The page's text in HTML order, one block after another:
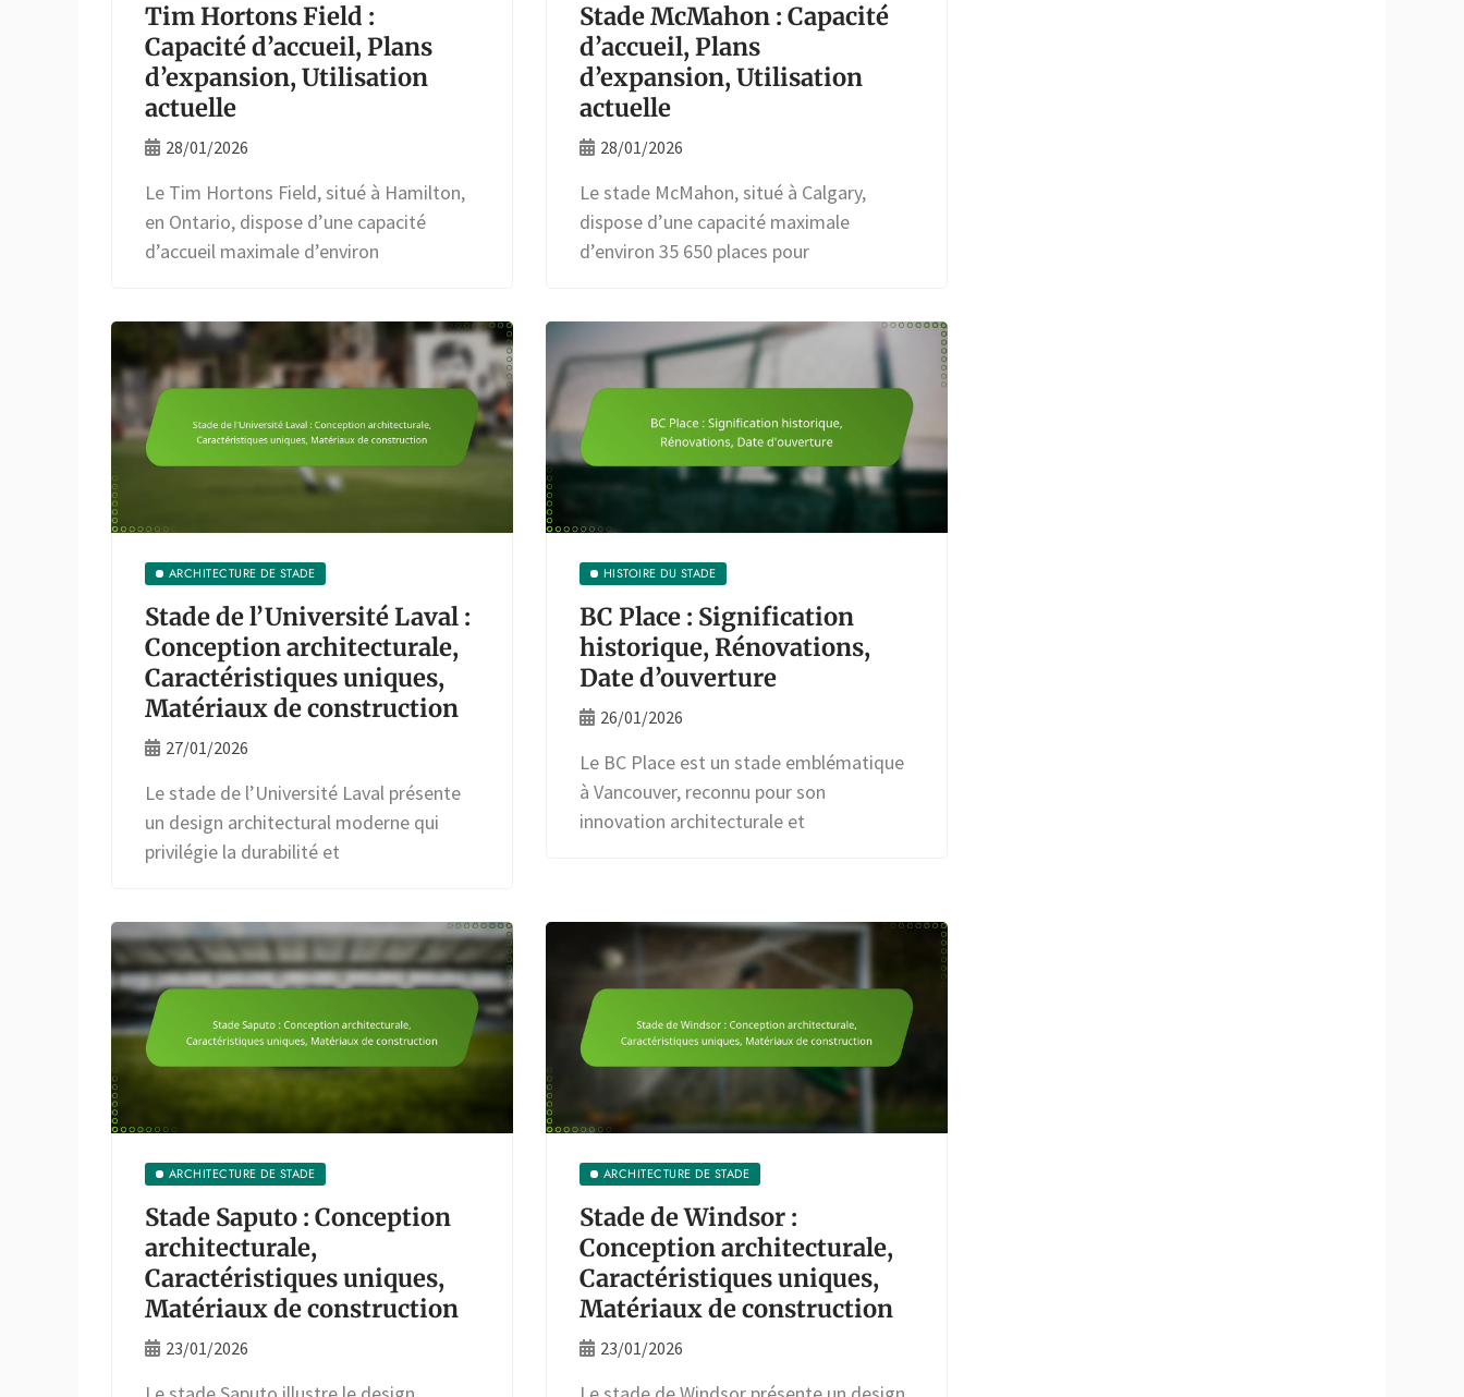
Tim Hortons Field :
Capacité d’accueil, Plans
d’expansion, Utilisation
actuelle
28/01/2026
Le Tim Hortons Field, situé à Hamilton,
en Ontario, dispose d’une capacité
d’accueil maximale d’environ
Stade McMahon : Capacité
d’accueil, Plans
d’expansion, Utilisation
actuelle
28/01/2026
Le stade McMahon, situé à Calgary,
dispose d’une capacité maximale
d’environ 35 650 places pour
ARCHITECTURE DE STADE
Stade de l’Université Laval :
Conception architecturale,
Caractéristiques uniques,
Matériaux de construction
27/01/2026
Le stade de l’Université Laval présente
un design architectural moderne qui
privilégie la durabilité et
HISTOIRE DU STADE
BC Place : Signification
historique, Rénovations,
Date d’ouverture
26/01/2026
Le BC Place est un stade emblématique
à Vancouver, reconnu pour son
innovation architecturale et
ARCHITECTURE DE STADE
Stade Saputo : Conception
architecturale,
Caractéristiques uniques,
Matériaux de construction
23/01/2026
ARCHITECTURE DE STADE
Stade de Windsor :
Conception architecturale,
Caractéristiques uniques,
Matériaux de construction
23/01/2026